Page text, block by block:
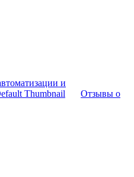
и
Отзывы о